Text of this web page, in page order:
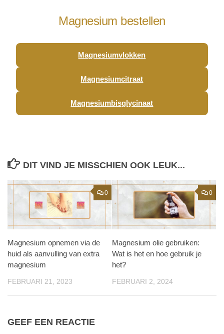
Magnesium bestellen
Magnesiumvlokken
Magnesiumcitraat
Magnesiumbisglycinaat
DIT VIND JE MISSCHIEN OOK LEUK...
0
Magnesium opnemen via de
huid als aanvulling van extra
magnesium
FEBRUARI 21, 2023
0
Magnesium olie gebruiken:
Wat is het en hoe gebruik je
het?
FEBRUARI 2, 2024
GEEF EEN REACTIE